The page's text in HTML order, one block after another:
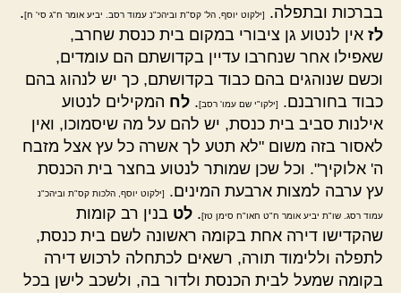
בברכות ובתפלה.
[ילקוט יוסף, הל' קס"ת וביהכ"נ עמוד רסב. יביע אומר ח"ג סי' ח].
לז אין לנטוע גן ציבורי במקום בית כנסת שחרב,
שאפילו אחר שנחרבו עדיין בקדושתם הם עומדים,
וכשם שנוהגים בהם כבוד בקדושתם, כך יש לנהוג בהם
כבוד בחורבנם.
[ילקו"י שם עמו' רסב]. לח המקילים לנטוע
אילנות סביב בית כנסת, יש להם על מה שיסמוכו, ואין
לאסור בזה משום "לא תטע לך אשרה כל עץ אצל מזבח
ה' אלוקיך". וכל שכן שמותר לנטוע בחצר בית הכנסת
עץ ערבה למצות ארבעת המינים.
[ילקוט יוסף, הלכות קס"ת וביהכ"נ
עמוד רסג. שו"ת יביע אומר ח"ט חאו"ח סימן טז]. לט בנין רב קומות
שהקדישו דירה אחת בקומה ראשונה לשם בית כנסת,
לתפלה וללימוד תורה, רשאים לכתחלה לרכוש דירה
בקומה שמעל לבית הכנסת ולדור בה, ולשכב לישן בכל